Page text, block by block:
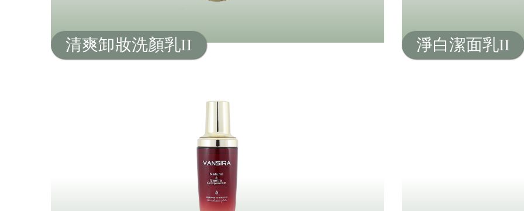
清爽卸妝洗顏乳II 淨白潔面乳II